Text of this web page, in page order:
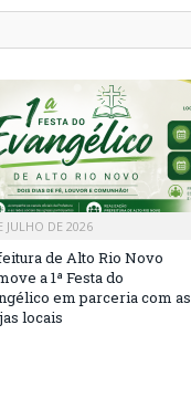
JULHO DE 2026
de Alto Rio Novo
a 1ª Festa do
em parceria com as
locais